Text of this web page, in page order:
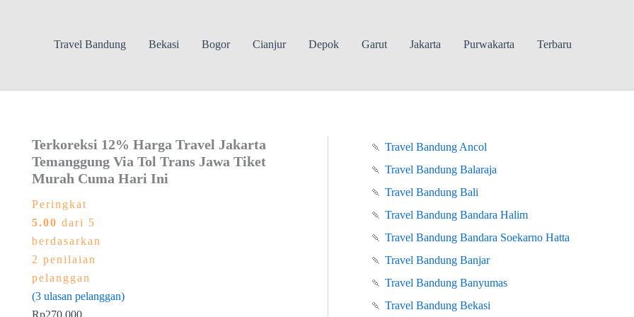
Travel Bandung Bekasi Bogor Cianjur Depok Garut Jakarta Purwakarta Terbaru
Terkoreksi 12% Harga Travel Jakarta
Temanggung Via Tol Trans Jawa Tiket
Murah Cuma Hari Ini
Peringkat
5.00 dari 5
berdasarkan
2 penilaian
pelanggan
(3ulasan pelanggan)
Rp270.000
🍡 Travel Bandung Ancol
🍡 Travel Bandung Balaraja
🍡 Travel Bandung Bali
🍡 Travel Bandung Bandara Halim
🍡 Travel Bandung Bandara Soekarno Hatta
🍡 Travel Bandung Banjar
🍡 Travel Bandung Banyumas
🍡 Travel Bandung Bekasi